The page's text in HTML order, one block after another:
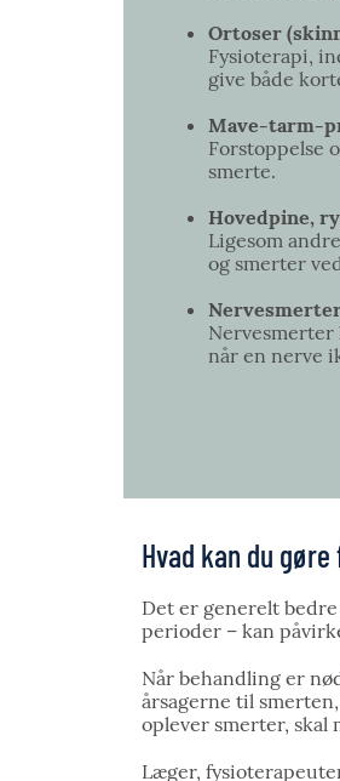
Ortoser
Fysioterapi,
give både
Mave-tarm-
Forstoppelse
smerte.
Hovedpine,
Ligesom
og smerter
Nervesmerter
når en nerve
Hvad kan du
Det er generelt
perioder – kan
Når behandling er
årsagerne til
oplever smerter, skal
Læger,